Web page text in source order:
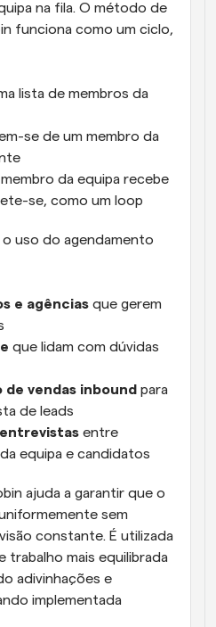
na fila. O método de
funciona como um ciclo,
lista de membros da
se de um membro da
da equipa recebe
se, como um loop
uso do agendamento
e agências que gerem
que lidam com dúvidas
de vendas inbound para
de leads
entre
equipa e candidatos
ajuda a garantir que o
sem
constante. É utilizada
trabalho mais equilibrada
adivinhações e
implementada